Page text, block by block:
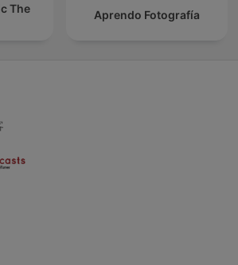
The
Aprendo Fotografía